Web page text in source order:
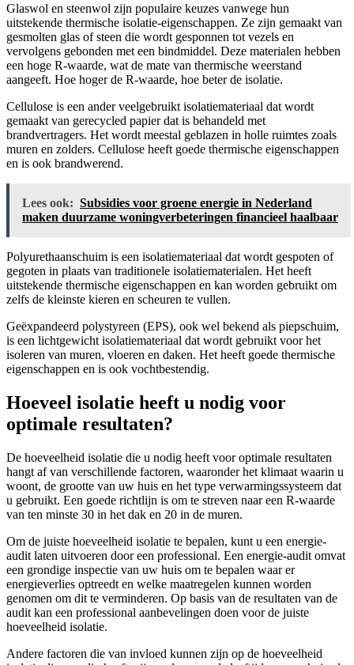
Glaswol en steenwol zijn populaire keuzes vanwege hun
uitstekende thermische isolatie-eigenschappen. Ze zijn gemaakt van
gesmolten glas of steen die wordt gesponnen tot vezels en
vervolgens gebonden met een bindmiddel. Deze materialen hebben
een hoge R-waarde, wat de mate van thermische weerstand
aangeeft. Hoe hoger de R-waarde, hoe beter de isolatie.
Cellulose is een ander veelgebruikt isolatiemateriaal dat wordt
gemaakt van gerecycled papier dat is behandeld met
brandvertragers. Het wordt meestal geblazen in holle ruimtes zoals
muren en zolders. Cellulose heeft goede thermische eigenschappen
en is ook brandwerend.
Lees ook: Subsidies voor groene energie in Nederland
maken duurzame woningverbeteringen financieel haalbaar
Polyurethaanschuim is een isolatiemateriaal dat wordt gespoten of
gegoten in plaats van traditionele isolatiematerialen. Het heeft
uitstekende thermische eigenschappen en kan worden gebruikt om
zelfs de kleinste kieren en scheuren te vullen.
Geëxpandeerd polystyreen (EPS), ook wel bekend als piepschuim,
is een lichtgewicht isolatiemateriaal dat wordt gebruikt voor het
isoleren van muren, vloeren en daken. Het heeft goede thermische
eigenschappen en is ook vochtbestendig.
Hoeveel isolatie heeft u nodig voor
optimale resultaten?
De hoeveelheid isolatie die u nodig heeft voor optimale resultaten
hangt af van verschillende factoren, waaronder het klimaat waarin u
woont, de grootte van uw huis en het type verwarmingssysteem dat
u gebruikt. Een goede richtlijn is om te streven naar een R-waarde
van ten minste 30 in het dak en 20 in de muren.
Om de juiste hoeveelheid isolatie te bepalen, kunt u een energie-
audit laten uitvoeren door een professional. Een energie-audit omvat
een grondige inspectie van uw huis om te bepalen waar er
energieverlies optreedt en welke maatregelen kunnen worden
genomen om dit te verminderen. Op basis van de resultaten van de
audit kan een professional aanbevelingen doen voor de juiste
hoeveelheid isolatie.
Andere factoren die van invloed kunnen zijn op de hoeveelheid